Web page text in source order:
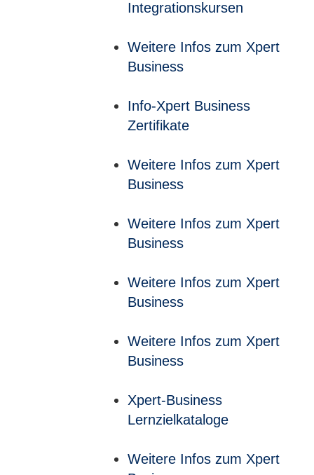
Integrationskursen
Weitere Infos zum Xpert
Business
Info-Xpert Business
Zertifikate
Weitere Infos zum Xpert
Business
Weitere Infos zum Xpert
Business
Weitere Infos zum Xpert
Business
Weitere Infos zum Xpert
Business
Xpert-Business
Lernzielkataloge
Weitere Infos zum Xpert